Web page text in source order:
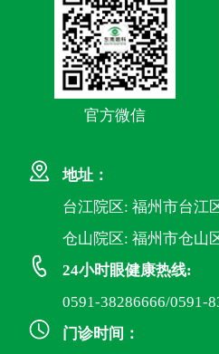
官方微信
地址：
台江院区: 福州市台江
仓山院区: 福州市仓山
24小时眼健康热线:
0591-38286666/0591-
门诊时间：